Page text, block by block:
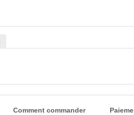
Comment commander